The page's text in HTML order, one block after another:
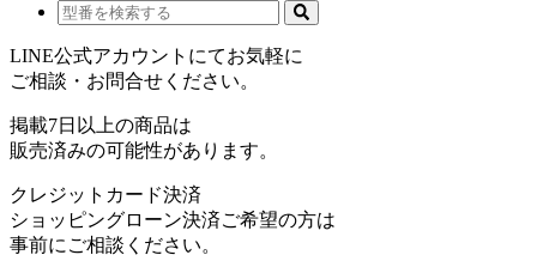
LINE公式アカウントにてお気軽に
ご相談・お問合せください。
掲載7日以上の商品は
販売済みの可能性があります。
クレジットカード決済
ショッピングローン決済ご希望の方は
事前にご相談ください。